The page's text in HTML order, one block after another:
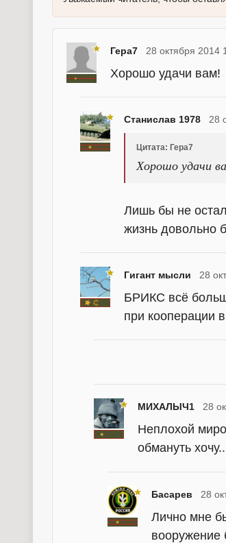
Гера7 28 октября 2014
Хорошо удачи вам!
Станислав 1978 28
Цитата: Гера7
Хорошо удачи
Лишь бы не
жизнь довольно
Гигант мысли 28
БРИКС всё
при кооперации
МИХАЛЫЧ1 28
Неплохой
обмануть
Басарев 28
Лично мне
вооружение